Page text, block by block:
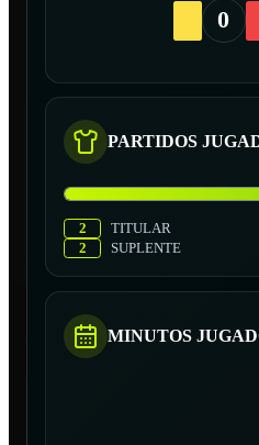
0
PARTIDOS
2
TITULAR
2
SUPLENTE
MINUTOS